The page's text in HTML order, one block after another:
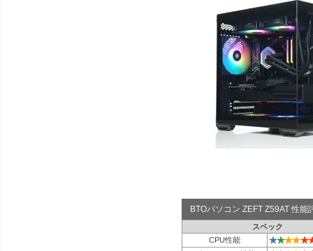
BTOパソコン ZEFT Z59AT 性能
スペック
CPU性能
★★★★★